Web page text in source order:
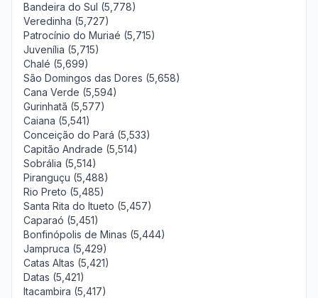
Bandeira do Sul (5,778)
Veredinha (5,727)
Patrocínio do Muriaé (5,715)
Juvenília (5,715)
Chalé (5,699)
São Domingos das Dores (5,658)
Cana Verde (5,594)
Gurinhatã (5,577)
Caiana (5,541)
Conceição do Pará (5,533)
Capitão Andrade (5,514)
Sobrália (5,514)
Piranguçu (5,488)
Rio Preto (5,485)
Santa Rita do Itueto (5,457)
Caparaó (5,451)
Bonfinópolis de Minas (5,444)
Jampruca (5,429)
Catas Altas (5,421)
Datas (5,421)
Itacambira (5,417)